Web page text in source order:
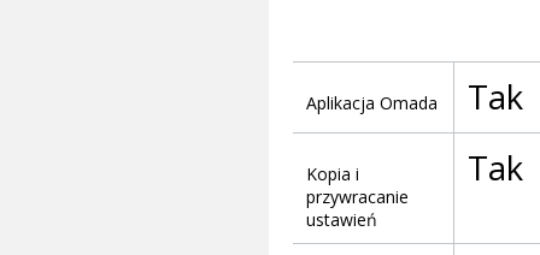
Aplikacja Omada Tak
Kopia i
przywracanie
ustawień
Tak